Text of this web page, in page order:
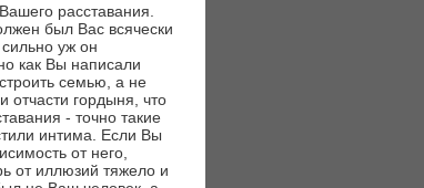
расставания.
был Вас всячески
уж он
как Вы написали
семью, а не
отчасти гордыня, что
- точно такие
интима. Если Вы
от него,
от иллюзий тяжело и